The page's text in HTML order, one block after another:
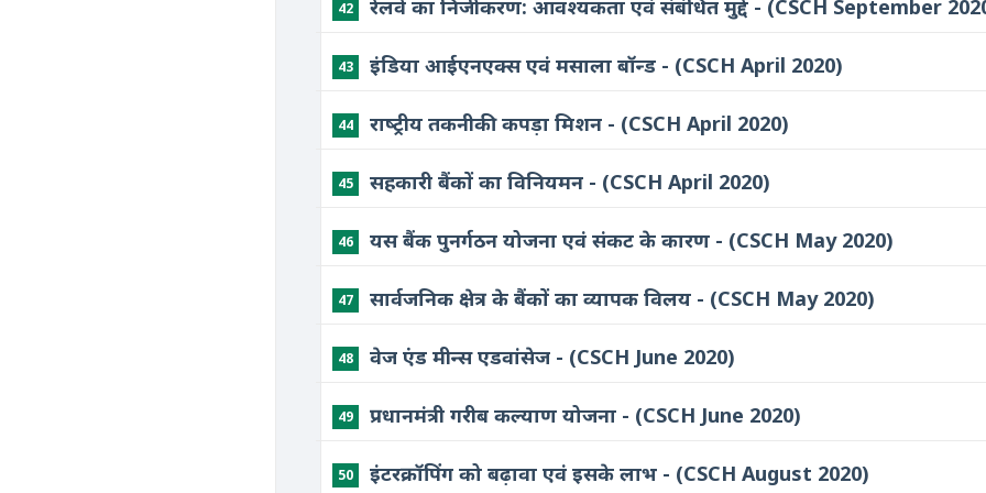
42 रेलवे का निजीकरण: आवश्यकता एवं संबंधित मुद्दे - (CSCH September
43 इंडिया आईएनएक्स एवं मसाला बॉन्ड - (CSCH April 2020)
44 राष्‍ट्रीय तकनीकी कपड़ा मिशन - (CSCH April 2020)
45 सहकारी बैंकों का विनियमन - (CSCH April 2020)
46 यस बैंक पुनर्गठन योजना एवं संकट के कारण - (CSCH May 2020)
47 सार्वजनिक क्षेत्र के बैंकों का व्यापक विलय - (CSCH May 2020)
48 वेज एंड मीन्स एडवांसेज - (CSCH June 2020)
49 प्रधानमंत्री गरीब कल्याण योजना - (CSCH June 2020)
50 इंटरक्रॉपिंग को बढ़ावा एवं इसके लाभ - (CSCH August 2020)